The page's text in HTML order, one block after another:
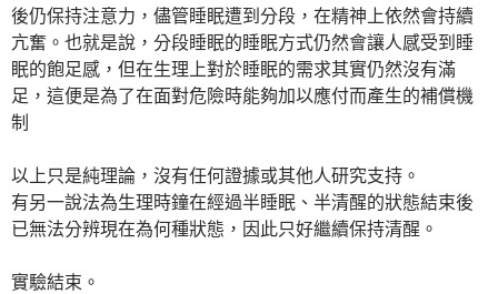
後仍保持注意力，儘管睡眠遭到分段，在精神上依然會持續
亢奮。也就是說，分段睡眠的睡眠方式仍然會讓人感受到睡
眠的飽足感，但在生理上對於睡眠的需求其實仍然沒有滿
足，這便是為了在面對危險時能夠加以應付而產生的補償機
制
以上只是純理論，沒有任何證據或其他人研究支持。
有另一說法為生理時鐘在經過半睡眠、半清醒的狀態結束後
已無法分辨現在為何種狀態，因此只好繼續保持清醒。
實驗結束。